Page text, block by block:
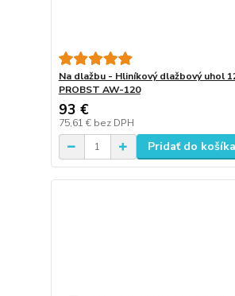
Na dlažbu - Hliníkový dlažbový uhol
PROBST AW-120
93 €
75,61 € bez DPH
Pridať do košíka